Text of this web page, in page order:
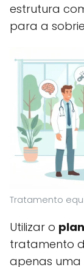
estrutura
para a
Tratamento
Utilizar o
tratamento
apenas uma